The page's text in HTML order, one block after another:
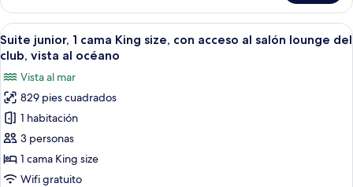
al
jardín
(Terrace
Access)
Premium,
cama
King
Terraza,
vista
al
jardín
(Terrace
Abrir
todas
fotos
de
Suite
junior,
1
cama
Una habitación de hotel con una
11
Suite junior, 1 cama King size, con acceso al salón lounge del
club, vista al océano
Vista al mar
829 pies cuadrados
1 habitación
3 personas
1 cama King size
Wifi gratuito